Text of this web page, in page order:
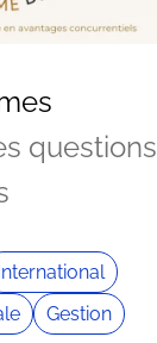
questions
International
Gestion